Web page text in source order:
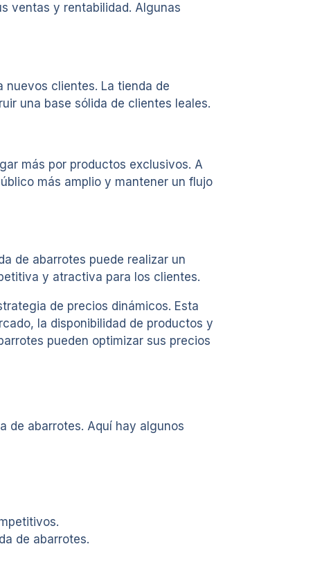
ventas y rentabilidad. Algunas
clientes. La tienda de
una base sólida de clientes leales.
más por productos exclusivos. A
más amplio y mantener un flujo
de abarrotes puede realizar un
y atractiva para los clientes.
de precios dinámicos. Esta
la disponibilidad de productos y
pueden optimizar sus precios
de abarrotes. Aquí hay algunos
de abarrotes.